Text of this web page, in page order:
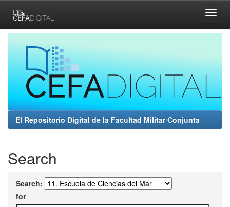
navigation
El Repositorio Digital de la Facultad Militar Conjunta
Search
Search:
for